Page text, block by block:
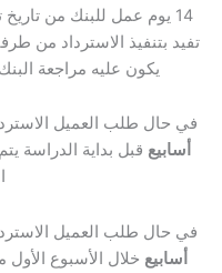
14 يوم عمل للبنك من
تفيد بتنفيذ الاسترداد من
يكون عليه مراجعة
في حال طلب العميل
أسابيع
في حال طلب العميل
أسابيع